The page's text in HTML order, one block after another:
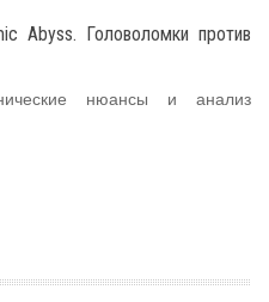
Abyss. Головоломки против
нюансы и анализ